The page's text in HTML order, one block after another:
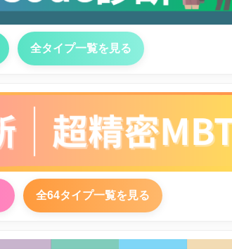
全タイプ一覧を見る
全64タイプ一覧を見る